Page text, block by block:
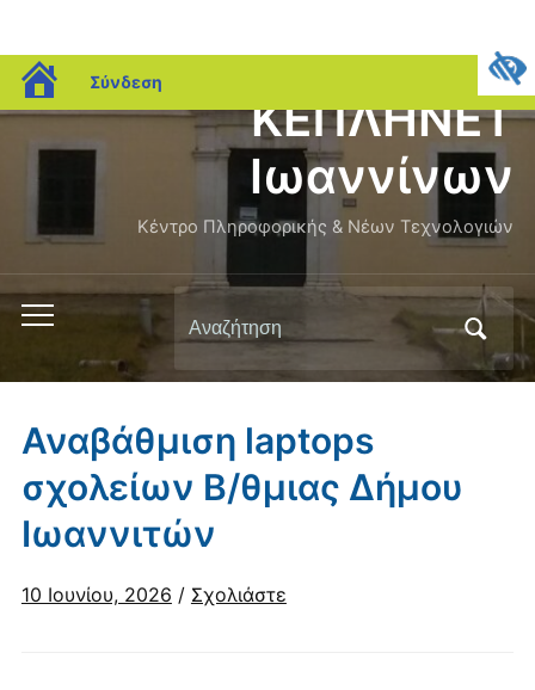
blogs.sch.gr
Σύνδεση
ΚΕΠΛΗΝΕΤ
Ιωαννίνων
Κέντρο Πληροφορικής & Νέων Τεχνολογιών
Εναλλαγή
μενού
κινητά
για:
Αναβάθμιση laptops
σχολείων Β/θμιας Δήμου
Ιωαννιτών
10 Ιουνίου, 2026 / Σχολιάστε